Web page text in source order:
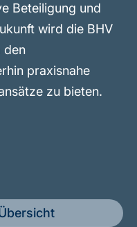
Beteiligung und
wird die BHV
den
praxisnahe
zu bieten.